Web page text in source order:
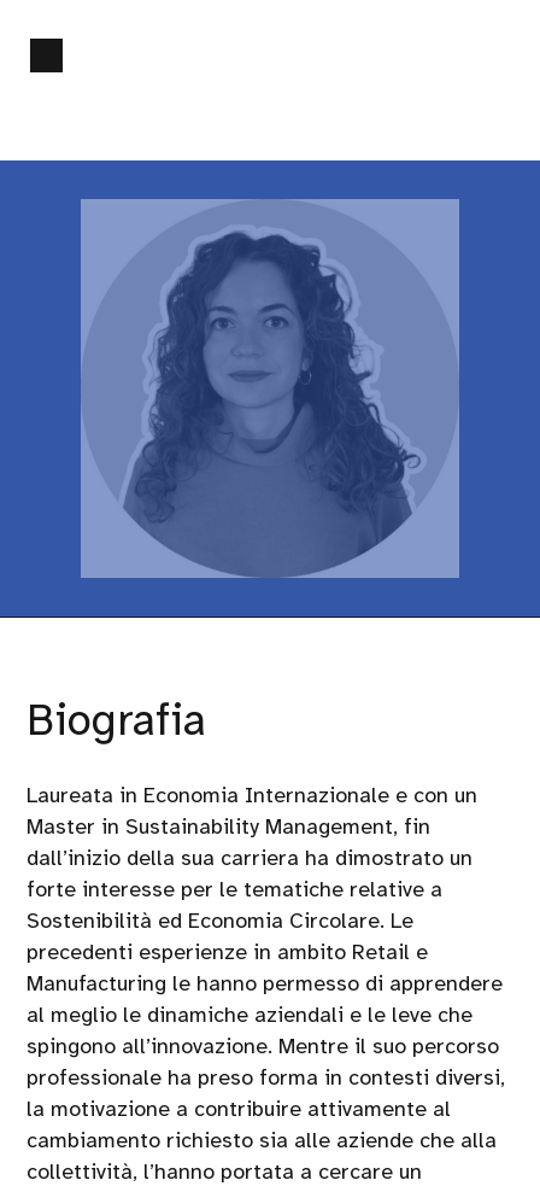
Biografia
Laureata in Economia Internazionale e con un
Master in Sustainability Management, fin
dall’inizio della sua carriera ha dimostrato un
forte interesse per le tematiche relative a
Sostenibilità ed Economia Circolare. Le
precedenti esperienze in ambito Retail e
Manufacturing le hanno permesso di apprendere
al meglio le dinamiche aziendali e le leve che
spingono all’innovazione. Mentre il suo percorso
professionale ha preso forma in contesti diversi,
la motivazione a contribuire attivamente al
cambiamento richiesto sia alle aziende che alla
collettività, l’hanno portata a cercare un